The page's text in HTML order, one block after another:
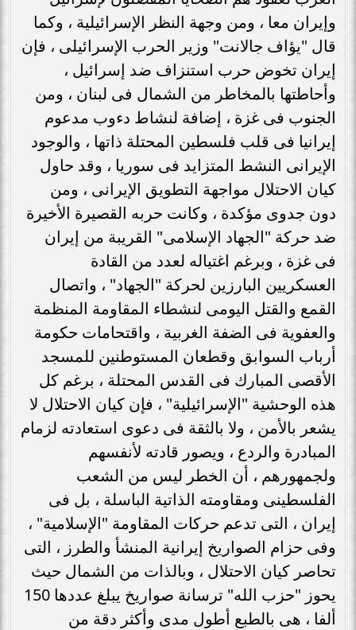
وإيران معا ، ومن وجهة النظر الإسرائيلية ، وكما
قال "يؤاف جالانت" وزير الحرب الإسرائيلى ، فإن
إيران تخوض حرب استنزاف ضد إسرائيل ،
وأحاطتها بالمخاطر من الشمال فى لبنان ، ومن
الجنوب فى غزة ، إضافة لنشاط دءوب مدعوم
إيرانيا فى قلب فلسطين المحتلة ذاتها ، والوجود
الإيرانى النشط المتزايد فى سوريا ، وقد حاول
كيان الاحتلال مواجهة التطويق الإيرانى ، ومن
دون جدوى مؤكدة ، وكانت حربه القصيرة الأخيرة
ضد حركة "الجهاد الإسلامى" القريبة من إيران
فى غزة ، وبرغم اغتياله لعدد من القادة
العسكريين البارزين لحركة "الجهاد" ، واتصال
القمع والقتل اليومى لنشطاء المقاومة المنظمة
والعفوية فى الضفة الغربية ، واقتحامات حكومة
أرباب السوابق وقطعان المستوطنين للمسجد
الأقصى المبارك فى القدس المحتلة ، برغم كل
هذه الوحشية "الإسرائيلية" ، فإن كيان الاحتلال لا
يشعر بالأمن ، ولا بالثقة فى دعوى استعادته لزمام
المبادرة والردع ، ويصور قادته لأنفسهم
ولجمهورهم ، أن الخطر ليس من الشعب
الفلسطينى ومقاومته الذاتية الباسلة ، بل فى
إيران ، التى تدعم حركات المقاومة "الإسلامية" ،
وفى حزام الصواريخ إيرانية المنشأ والطرز ، التى
تحاصر كيان الاحتلال ، وبالذات من الشمال حيث
يحوز "حزب الله" ترسانة صواريخ يبلغ عددها 150
ألفا ، هى بالطبع أطول مدى وأكثر دقة من